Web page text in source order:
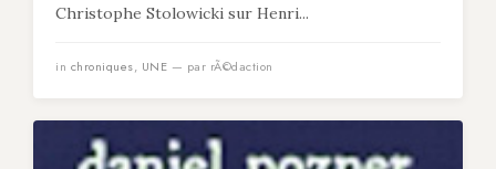
Christophe Stolowicki sur Henri...
in chroniques, UNE — par rÃ©daction